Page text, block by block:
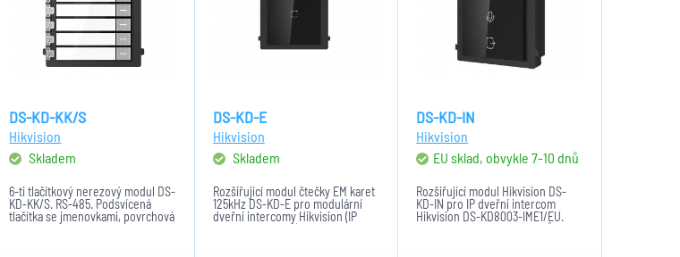
DS-KD-KK/S
Hikvision
Skladem
6-ti tlačítkový nerezový modul DS-
KD-KK/S. RS-485. Podsvícená
tlačítka se jmenovkami, povrchová
i zápustnou montáž. Modul je
DS-KD-E
Hikvision
Skladem
Rozšiřující modul čtečky EM karet
125kHz DS-KD-E pro modulární
dveřní intercomy Hikvision (IP
nebo 2-vodičové). Adresace 8x
DS-KD-IN
Hikvision
EU sklad, obvykle 7-10 dnů
Rozšiřující modul Hikvision DS-
KD-IN pro IP dveřní intercom
Hikvision DS-KD8003-IME1/EU.
Rozšíření o možnost hovorů a